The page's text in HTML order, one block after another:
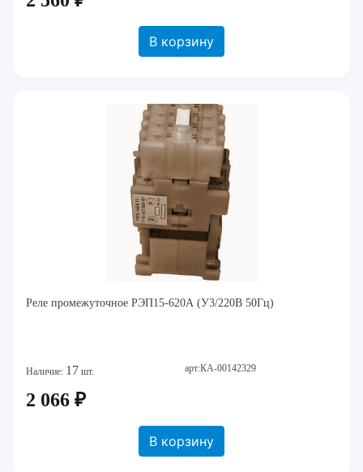
В корзину
Реле промежуточное РЭП15-620А (У3/220В 50Гц)
Наличие: 17 шт. арт:КА-00142329
2 066 ₽
В корзину